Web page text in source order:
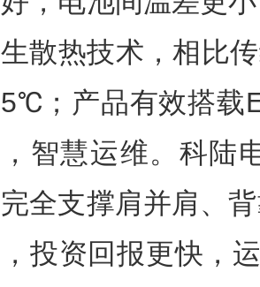
生散热技术，相比
5℃；产品有效搭载
，智慧运维。科陆
完全支撑肩并肩、
，投资回报更快，